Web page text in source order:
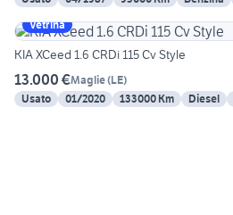
Vetrina
KIA XCeed 1.6 CRDi 115 Cv Style
13.000 €Maglie(LE)
Usato
01/2020 133000 Km Diesel